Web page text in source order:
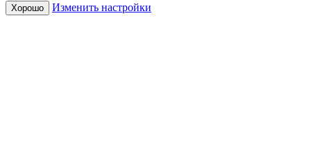
Хорошо Изменить настройки